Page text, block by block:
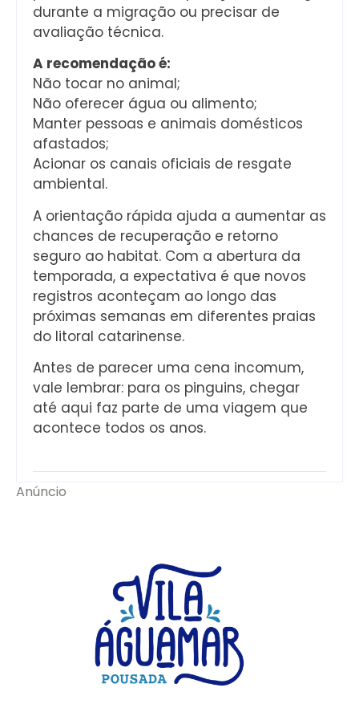
durante a migração ou precisar de
avaliação técnica.
A recomendação é:
Não tocar no animal;
Não oferecer água ou alimento;
Manter pessoas e animais domésticos
afastados;
Acionar os canais oficiais de resgate
ambiental.
A orientação rápida ajuda a aumentar as
chances de recuperação e retorno
seguro ao habitat. Com a abertura da
temporada, a expectativa é que novos
registros aconteçam ao longo das
próximas semanas em diferentes praias
do litoral catarinense.
Antes de parecer uma cena incomum,
vale lembrar: para os pinguins, chegar
até aqui faz parte de uma viagem que
acontece todos os anos.
Anúncio